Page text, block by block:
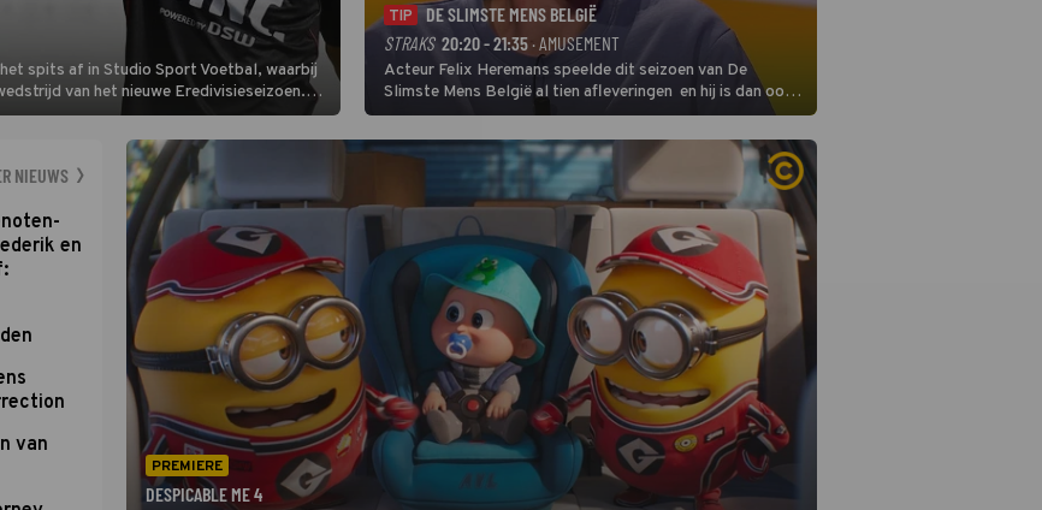
spits af in Studio Sport Voetbal, waarbij
van het nieuwe Eredivisieseizoen.
aanvallend voetballen.
TIP
DE SLIMSTE MENS BELGIË
STRAKS 20:20 - 21:35· AMUSEMENT
Acteur Felix Heremans speelde dit seizoen van De
Slimste Mens België al tien afleveringen en hij is dan ook
de grote favoriet in deze seizoensfinale. En er is
Nederlandse inbreng, want komiek Soundos El Ahmadi
neemt plaats aan de jurytafel.
NIEUWS
en
van
PREMIERE
DESPICABLE ME 4